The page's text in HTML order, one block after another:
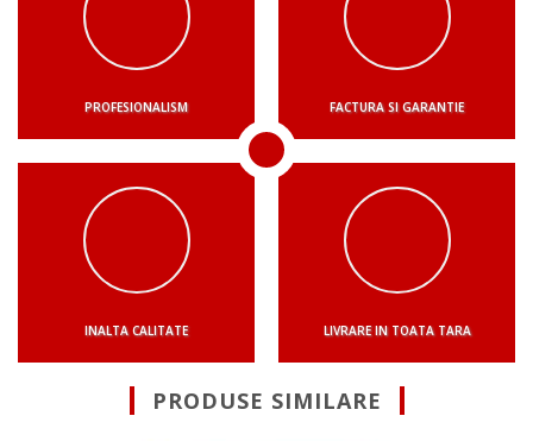
PROFESIONALISM FACTURA SI GARANTIE
INALTA CALITATE LIVRARE IN TOATA TARA
PRODUSE SIMILARE